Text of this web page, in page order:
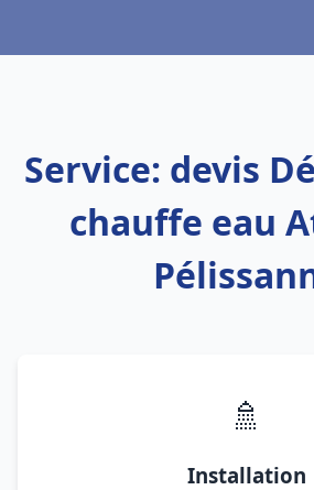
Service: devis
chauffe eau
🚿
Installation